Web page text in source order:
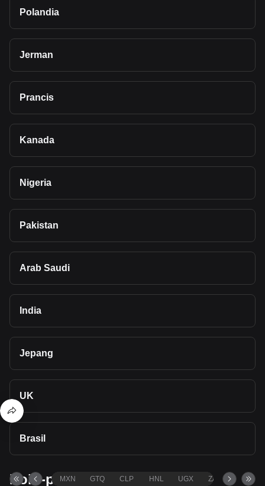
Polandia
Jerman
Prancis
Kanada
Nigeria
Pakistan
Arab Saudi
India
Jepang
UK
Brasil
Poin-poin penting
MXN GTQ CLP HNL UGX ZAR TND